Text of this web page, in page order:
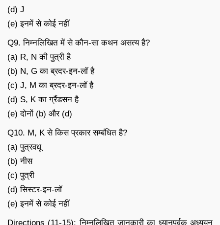
(d) J
(e) इनमें से कोई नहीं
Q9. निम्नलिखित में से कौन-सा कथन असत्य है?
(a) R, N की पुत्री है
(b) N, G का ब्रदर-इन-लॉ है
(c) J, M का ब्रदर-इन-लॉ है
(d) S, K का ग्रैंडसन है
(e) दोनों (b) और (d)
Q10. M, K से किस प्रकार सम्बंधित है?
(a) पुत्रवधू
(b) नीस
(c) पुत्री
(d) सिस्टर-इन-लॉ
(e) इनमें से कोई नहीं
Directions (11-15): निम्नलिखित जानकारी का ध्यानपूर्वक अध्ययन